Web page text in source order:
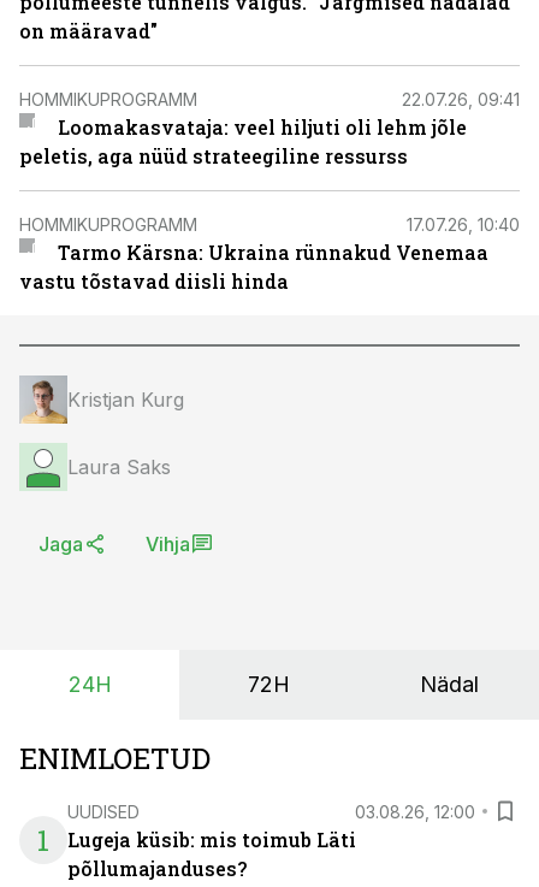
on määravad"
HOMMIKUPROGRAMM 22.07.26, 09:41
Loomakasvataja: veel hiljuti oli lehm jõle
peletis, aga nüüd strateegiline ressurss
HOMMIKUPROGRAMM 17.07.26, 10:40
Tarmo Kärsna: Ukraina rünnakud Venemaa
vastu tõstavad diisli hinda
Kristjan Kurg
Laura Saks
Jaga Vihja
24H 72H Nädal
ENIMLOETUD
1
UUDISED 03.08.26, 12:00
Lugeja küsib: mis toimub Läti
põllumajanduses?